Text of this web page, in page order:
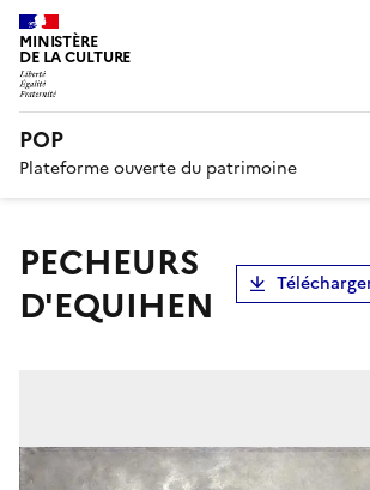
MINISTÈRE
DE LA CULTURE
POP
Plateforme ouverte du patrimoine
PECHEURS
D'EQUIHEN